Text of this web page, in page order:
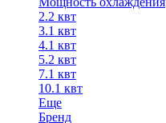
2.2 квт
3.1 квт
4.1 квт
5.2 квт
7.1 квт
10.1 квт
Еще
Бренд